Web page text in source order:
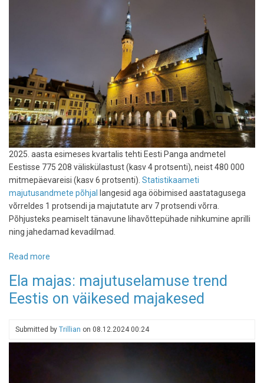
2025. aasta esimeses kvartalis tehti Eesti Panga andmetel
Eestisse 775 208 väliskülastust (kasv 4 protsenti), neist 480 000
mitmepäevareisi (kasv 6 protsenti). Statistikaameti
majutusandmete põhjal langesid aga ööbimised aastatagusega
võrreldes 1 protsendi ja majutatute arv 7 protsendi võrra.
Põhjusteks peamiselt tänavune lihavõttepühade nihkumine aprilli
ning jahedamad kevadilmad.
Read more
turistide
ööbimised
kuid
Ela majas: majutuselamuse trend
Eestis on väikesed majakesed
Submitted by Trillian on 08.12.2024 00:24